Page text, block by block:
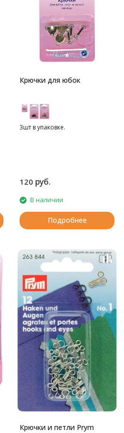
Крючки для юбок
3шт в упаковке.
120 руб.
В наличии
Подробнее
Крючки и петли Prym